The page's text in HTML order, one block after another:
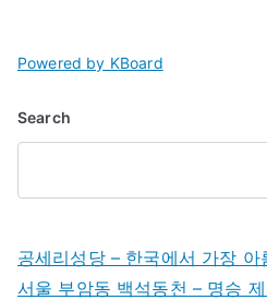
Powered by KBoard
Search
공세리성당 – 한국에서 가장 아
서울 부암동 백석동천 – 명승